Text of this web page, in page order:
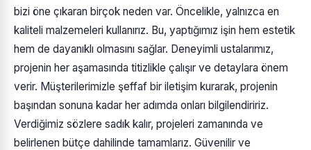
bizi öne çıkaran birçok neden var. Öncelikle, yalnızca en
kaliteli malzemeleri kullanırız. Bu, yaptığımız işin hem estetik
hem de dayanıklı olmasını sağlar. Deneyimli ustalarımız,
projenin her aşamasında titizlikle çalışır ve detaylara önem
verir. Müşterilerimizle şeffaf bir iletişim kurarak, projenin
başından sonuna kadar her adımda onları bilgilendiririz.
Verdiğimiz sözlere sadık kalır, projeleri zamanında ve
belirlenen bütçe dahilinde tamamlarız. Güvenilir ve